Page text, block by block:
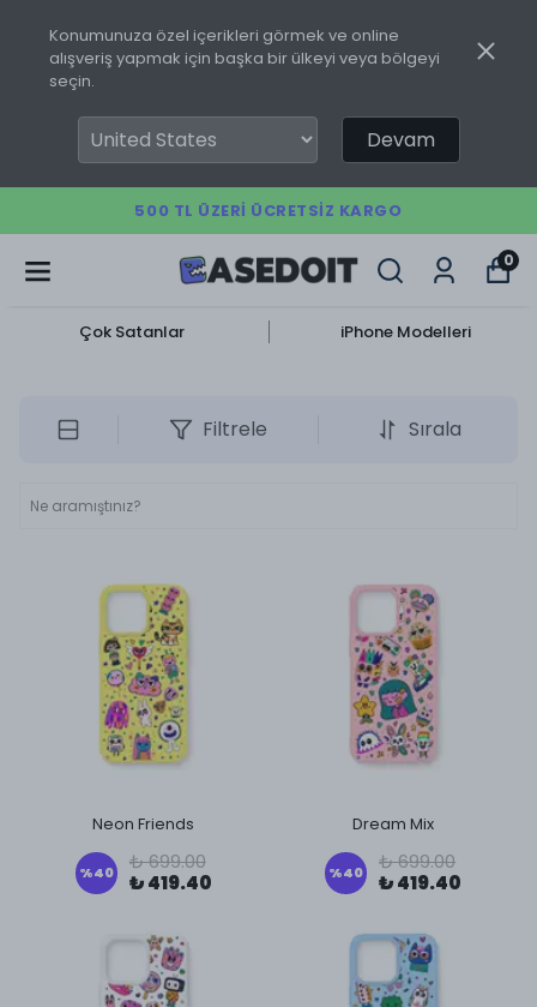
Konumunuza özel içerikleri görmek ve online
alışveriş yapmak için başka bir ülkeyi veya bölgeyi
seçin.
Devam
500 TL ÜZERI ÜCRETSIZ KARGO
0
Çok Satanlar iPhone Modelleri
Filtrele Sırala
Neon Friends
%40
₺ 699.00
₺ 419.40
Dream Mix
%40
₺ 699.00
₺ 419.40